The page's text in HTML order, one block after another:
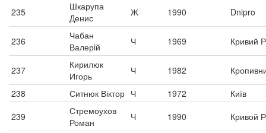
235
Шкарупа
Денис
Ж 1990 Dnipro
236
Чабан
Валерiй
Ч 1969 Кривий
237
Кирилюк
Игорь
Ч 1982
238
Ситнюк Віктор Ч 1972
Київ
239
Стремоухов
Роман
Ч 1990 Кривой